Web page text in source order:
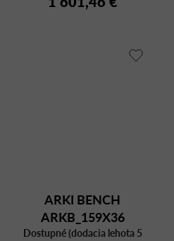
ARKI BENCH
ARKB_159X36
Dostupné (dodacia lehota 5